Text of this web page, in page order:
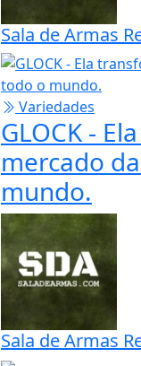
Revólver
vendido por
Sala de Armas
Variedades
GLOCK -
mercado
mundo.